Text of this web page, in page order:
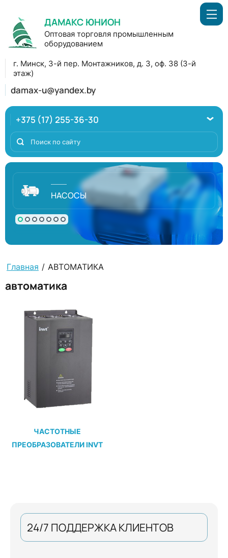
ДАМАКС ЮНИОН
Оптовая торговля промышленным
оборудованием
г. Минск, 3-й пер. Монтажников, д. 3, оф. 38 (3-й
этаж)
damax-u@yandex.by
+375 (17) 255-36-30
НАСОСЫ
Главная / АВТОМАТИКА
автоматика
ЧАСТОТНЫЕ
ПРЕОБРАЗОВАТЕЛИ INVT
24/7 ПОДДЕРЖКА КЛИЕНТОВ